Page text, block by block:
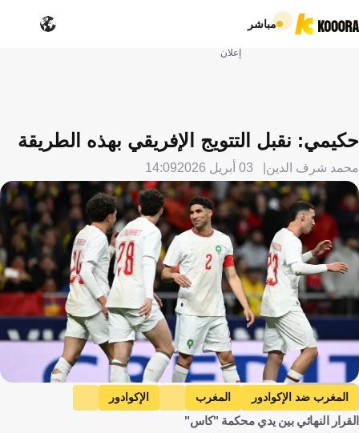
مباشر
إعلان
حكيمي: نقبل التتويج الإفريقي بهذه الطريقة
محمد شرف الدين 03 أبريل 2026 14:09
Getty Images
المغرب ضد الإكوادور المغرب
الإكوادور
المباريات الودية
المغرب ضد باراجواي
القرار النهائي بين يدي محكمة "كاس"